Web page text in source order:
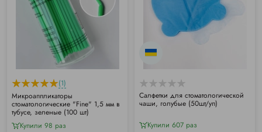
(1)
Микроаппликаторы
стоматологические "Fine" 1,5 мм в
тубусе, зеленые (100 шт)
Купили 98 раз
Салфетки для стоматологической
чаши, голубые (50шт/уп)
Купили 607 раз